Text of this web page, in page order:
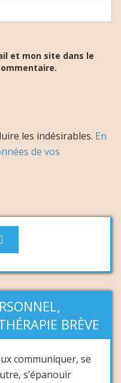
et mon site dans le
les indésirables. En
de vos
BRÈVE
communiquer, se
s’épanouir